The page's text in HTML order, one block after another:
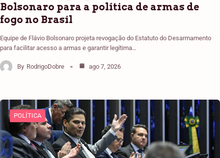
Bolsonaro para a política de armas de
fogo no Brasil
Equipe de Flávio Bolsonaro projeta revogação do Estatuto do Desarmamento
para facilitar acesso a armas e garantir legítima…
By RodrigoDobre ago 7, 2026
POLÍTICA